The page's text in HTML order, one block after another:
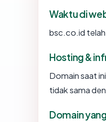
Waktu di
bsc.co.id telah
Hosting &
Domain saat
tidak sama
Domain